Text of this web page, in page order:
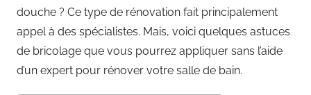
douche ? Ce type de rénovation fait principalement
appel à des spécialistes. Mais, voici quelques astuces
de bricolage que vous pourrez appliquer sans l’aide
d’un expert pour rénover votre salle de bain.